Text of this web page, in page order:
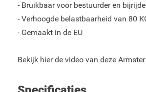
- Bruikbaar voor bestuurder en
- Verhoogde belastbaarheid van 80
- Gemaakt in de EU
Bekijk hier de videovan deze